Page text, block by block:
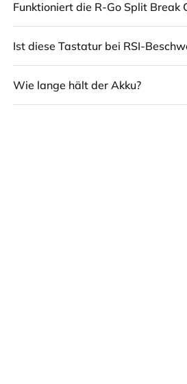
Funktioniert die R-Go Split Break
Ist diese Tastatur bei RSI-
Wie lange hält der Akku?